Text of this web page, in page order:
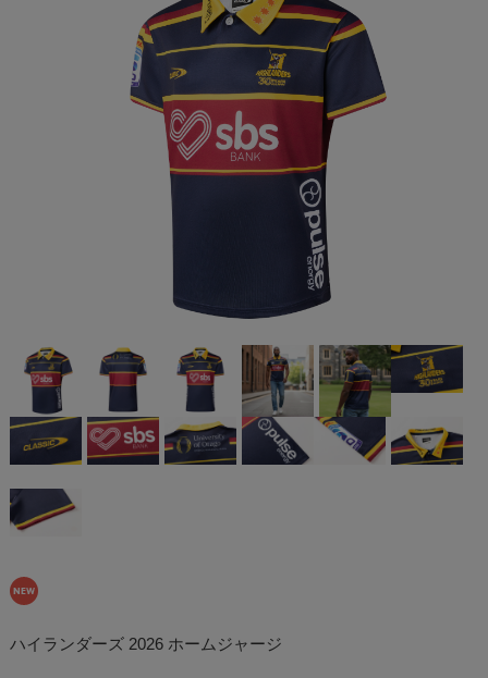
ハイランダーズ 2026 ホームジャージ